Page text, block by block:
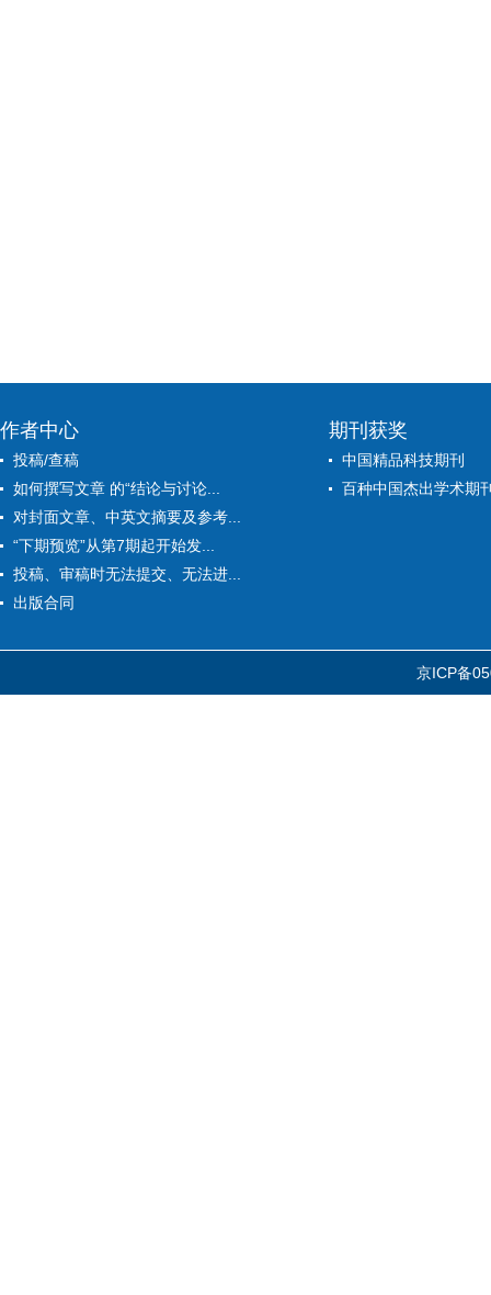
作者中心
投稿/查稿
如何撰写文章 的“结论与讨论...
对封面文章、中英文摘要及参考...
“下期预览”从第7期起开始发...
投稿、审稿时无法提交、无法进...
出版合同
期刊获奖
中国精品科技期刊
百种中国杰出学术期
京ICP备